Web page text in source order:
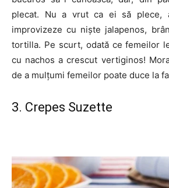
plecat. Nu a vrut ca ei să plece,
improvizeze cu niște jalapenos,
tortilla. Pe scurt, odată ce femeilor
cu nachos a crescut vertiginos!
de a mulțumi femeilor poate duce la
3. Crepes Suzette